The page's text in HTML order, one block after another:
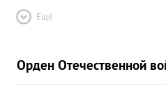
Ещё
Орден Отечественной